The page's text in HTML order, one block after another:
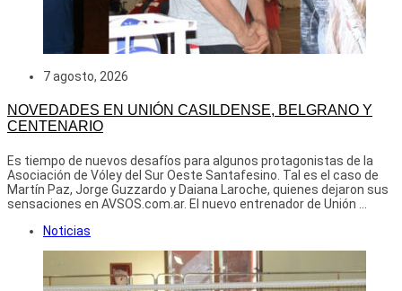
7 agosto, 2026
NOVEDADES EN UNIÓN CASILDENSE, BELGRANO Y
CENTENARIO
Es tiempo de nuevos desafíos para algunos protagonistas de la
Asociación de Vóley del Sur Oeste Santafesino. Tal es el caso de
Martín Paz, Jorge Guzzardo y Daiana Laroche, quienes dejaron sus
sensaciones en AVSOS.com.ar. El nuevo entrenador de Unión ...
Noticias